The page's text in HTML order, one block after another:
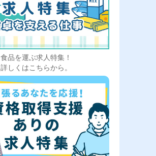
食品を運ぶ求人特集！
詳しくはこちらから。